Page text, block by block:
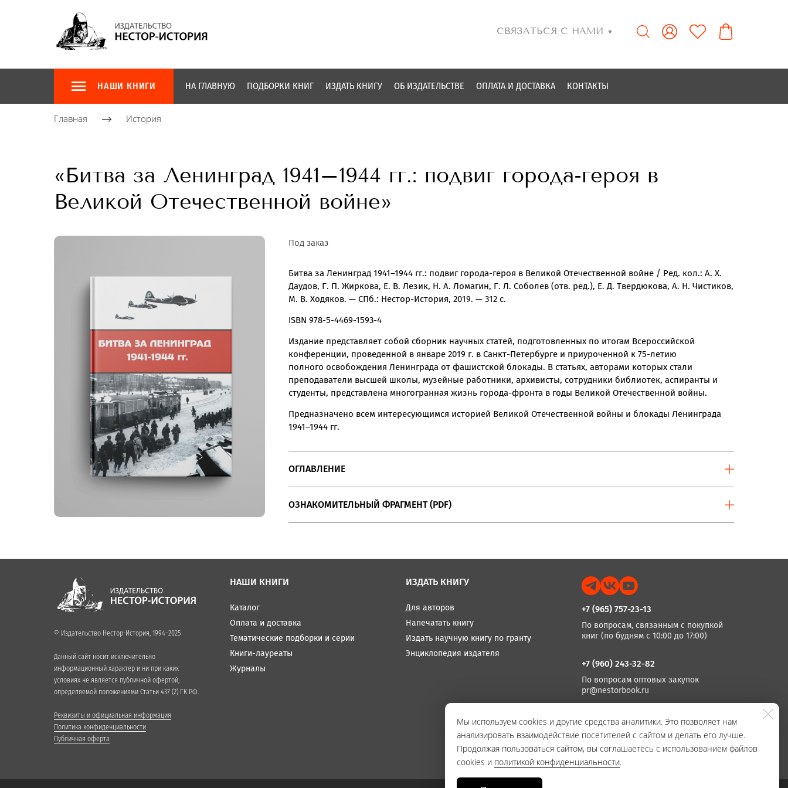
СВЯЗАТЬСЯ С НАМИ ▼
НАШИ КНИГИ НА ГЛАВНУЮ ПОДБОРКИ КНИГ ИЗДАТЬ КНИГУ ОБ ИЗДАТЕЛЬСТВЕ ОПЛАТА И ДОСТАВКА КОНТАКТЫ
Главная История
«Битва за Ленинград 1941–1944 гг.: подвиг города-героя в
Великой Отечественной войне»
Под заказ
Битва за Ленинград 1941–1944 гг.: подвиг города-героя в Великой Отечественной войне / Ред. кол.: А. Х.
Даудов, Г. П. Жиркова, Е. В. Лезик, Н. А. Ломагин, Г. Л. Соболев (отв. ред.), Е. Д. Твердюкова, А. Н. Чистиков,
М. В. Ходяков. — СПб.: Нестор-История, 2019. — 312 с.
ISBN 978-5-4469-1593-4
Издание представляет собой сборник научных статей, подготовленных по итогам Всероссийской
конференции, проведенной в январе 2019 г. в Санкт-Петербурге и приуроченной к 75-летию
полного освобождения Ленинграда от фашистской блокады. В статьях, авторами которых стали
преподаватели высшей школы, музейные работники, архивисты, сотрудники библиотек, аспиранты и
студенты, представлена многогранная жизнь города-фронта в годы Великой Отечественной войны.
Предназначено всем интересующимся историей Великой Отечественной войны и блокады Ленинграда
1941–1944 гг.
ОГЛАВЛЕНИЕ
ОЗНАКОМИТЕЛЬНЫЙ ФРАГМЕНТ (PDF)
© Издательство Нестор-История, 1994–2025
Данный сайт носит исключительно
информационный характер и ни при каких
условиях не является публичной офертой,
определяемой положениями Статьи 437 (2) ГК РФ.
Реквизиты и официальная информация
Политика конфиденциальности
Публичная оферта
НАШИ КНИГИ
Каталог
Оплата и доставка
Тематические подборки и серии
Книги-лауреаты
Журналы
ИЗДАТЬ КНИГУ
Для авторов
Напечатать книгу
Издать научную книгу по гранту
Энциклопедия издателя
+7 (965) 757-23-13
По вопросам, связанным с покупкой
книг (по будням с 10:00 до 17:00)
+7 (960) 243-32-82
По вопросам оптовых закупок
pr@nestorbook.ru
+7 (812) 983-03-74, +7 (812) 235 15 86
По вопросам издания книг
(по будням с 10:00 до 17:00)
Мы используем cookies и другие средства аналитики. Это позволяет нам
анализировать взаимодействие посетителей с сайтом и делать его лучше.
Продолжая пользоваться сайтом, вы соглашаетесь с использованием файлов
cookies и политикой конфиденциальности.